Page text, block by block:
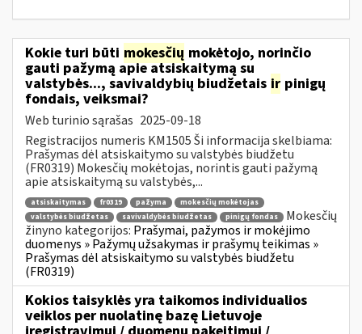
Kokie turi būti mokesčių mokėtojo, norinčio
gauti pažymą apie atsiskaitymą su
valstybės..., savivaldybių biudžetais ir pinigų
fondais, veiksmai?
Web turinio sąrašas 2025-09-18
Registracijos numeris KM1505 Ši informacija skelbiama:
Prašymas dėl atsiskaitymo su valstybės biudžetu
(FR0319) Mokesčių mokėtojas, norintis gauti pažymą
apie atsiskaitymą su valstybės,...
atsiskaitymas fr0319 pažyma
mokesčių mokėtojas
valstybės biudžetas
savivaldybės biudžetas pinigų fondas
Mokesčių
žinyno kategorijos: Prašymai, pažymos ir mokėjimo
duomenys » Pažymų užsakymas ir prašymų teikimas »
Prašymas dėl atsiskaitymo su valstybės biudžetu
(FR0319)
Kokios taisyklės yra taikomos individualios
veiklos per nuolatinę bazę Lietuvoje